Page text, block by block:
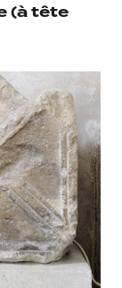
(à tête